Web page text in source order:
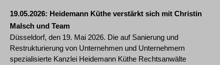
19.05.2026 Heidemann Küthe verstärkt sich mit Christin
Malsch und Team
Düsseldorf, den 19. Mai 2026. Die auf Sanierung und
Restrukturierung von Unternehmen und Unternehmern
spezialisierte Kanzlei Heidemann Küthe Rechtsanwälte